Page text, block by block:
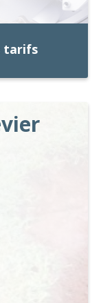
tarifs